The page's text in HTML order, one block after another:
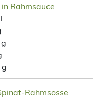
Rahmsauce
Rahmsosse